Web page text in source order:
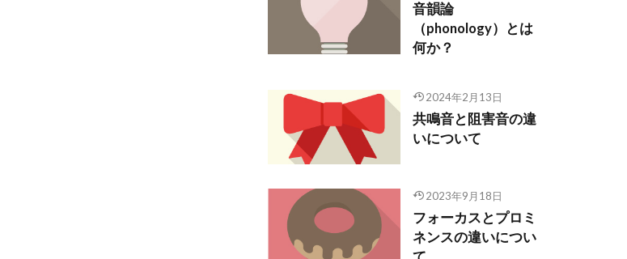
音韻論
（phonology）とは
何か？
2024年2月13日
共鳴音と阻害音の違
いについて
2023年9月18日
フォーカスとプロミ
ネンスの違いについ